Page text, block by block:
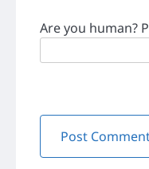
Are you human?